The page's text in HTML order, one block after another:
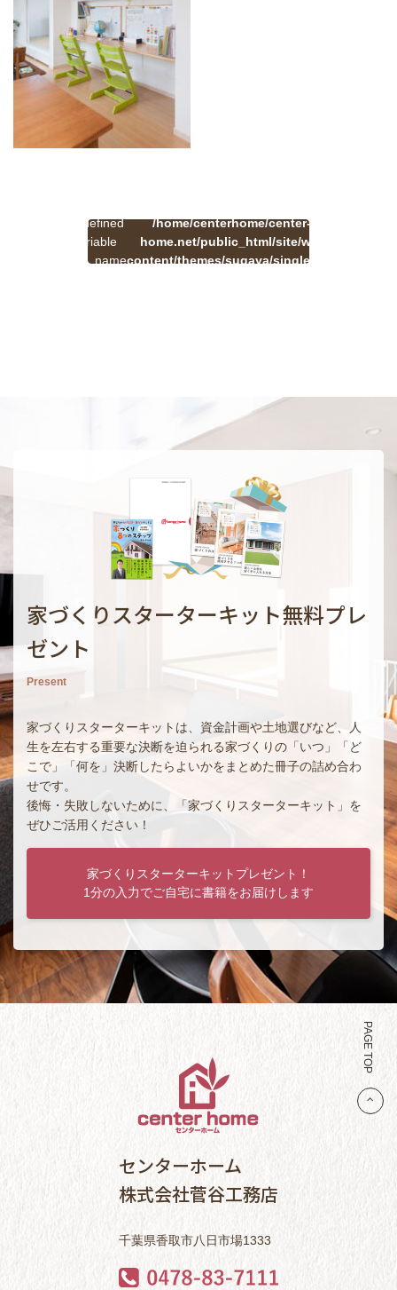
Undefined
variable
$cat_name
/home/centerhome/center-
home.net/public_html/site/wp-
content/themes/sugaya/single.php
家づくりスターターキット無料プレ
ゼント
Present
家づくりスターターキットは、資金計画や土地選びなど、人
生を左右する重要な決断を迫られる家づくりの「いつ」「ど
こで」「何を」決断したらよいかをまとめた冊子の詰め合わ
せです。
後悔・失敗しないために、「家づくりスターターキット」を
ぜひご活用ください！
家づくりスターターキットプレゼント！
1分の入力でご自宅に書籍をお届けします
PAGE TOP
センターホーム
株式会社菅谷工務店
千葉県香取市八日市場1333